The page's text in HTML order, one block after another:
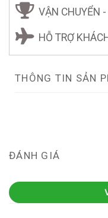
VẬN CHUYỂN
HỖ TRỢ
THÔNG TIN SẢN
ĐÁNH GIÁ